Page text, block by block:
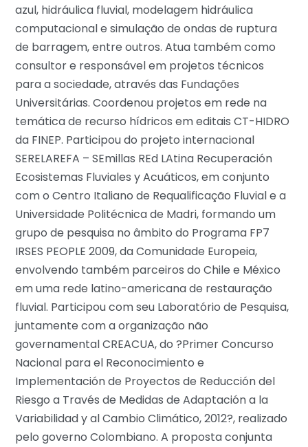
azul, hidráulica fluvial, modelagem hidráulica
computacional e simulação de ondas de ruptura
de barragem, entre outros. Atua também como
consultor e responsável em projetos técnicos
para a sociedade, através das Fundações
Universitárias. Coordenou projetos em rede na
temática de recurso hídricos em editais CT-HIDRO
da FINEP. Participou do projeto internacional
SERELAREFA – SEmillas REd LAtina Recuperación
Ecosistemas Fluviales y Acuáticos, em conjunto
com o Centro Italiano de Requalificação Fluvial e a
Universidade Politécnica de Madri, formando um
grupo de pesquisa no âmbito do Programa FP7
IRSES PEOPLE 2009, da Comunidade Europeia,
envolvendo também parceiros do Chile e México
em uma rede latino-americana de restauração
fluvial. Participou com seu Laboratório de Pesquisa,
juntamente com a organização não
governamental CREACUA, do ?Primer Concurso
Nacional para el Reconocimiento e
Implementación de Proyectos de Reducción del
Riesgo a Través de Medidas de Adaptación a la
Variabilidad y al Cambio Climático, 2012?, realizado
pelo governo Colombiano. A proposta conjunta